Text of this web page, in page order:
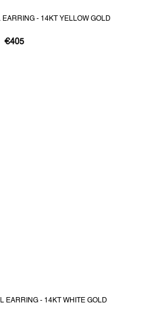
- 14KT YELLOW GOLD
€405
EARRING - 14KT WHITE GOLD